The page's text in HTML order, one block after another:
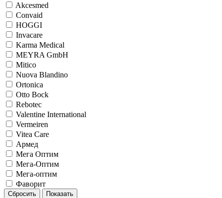
Akcesmed
Convaid
HOGGI
Invacare
Karma Medical
MEYRA GmbH
Mitico
Nuova Blandino
Ortonica
Otto Bock
Rebotec
Valentine International
Vermeiren
Vitea Care
Армед
Мега Оптим
Мега-Оптим
Мега-оптим
Фаворит